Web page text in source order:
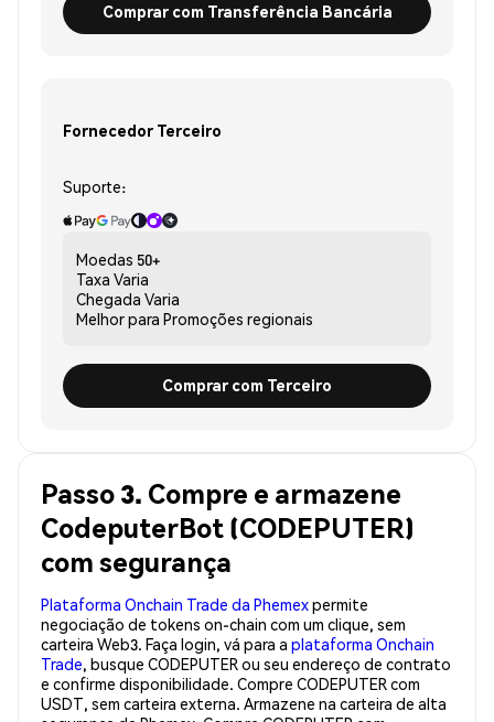
Comprar com Transferência Bancária
Fornecedor Terceiro
Suporte:
Moedas 50+
Taxa Varia
Chegada Varia
Melhor para Promoções regionais
Comprar com Terceiro
Passo 3. Compre e armazene
CodeputerBot (CODEPUTER)
com segurança
Plataforma Onchain Trade da Phemexpermite
negociação de tokens on-chain com um clique, sem
carteira Web3. Faça login, vá para a plataforma Onchain
Trade, busque CODEPUTER ou seu endereço de contrato
e confirme disponibilidade. Compre CODEPUTER com
USDT, sem carteira externa. Armazene na carteira de alta